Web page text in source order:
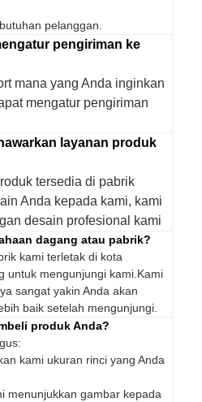
pelanggan.
pengiriman ke
mana yang Anda inginkan
mengatur pengiriman
layanan produk
tersedia di pabrik
Anda kepada kami, kami
desain profesional kami
dagang atau pabrik?
kami terletak di kota
untuk mengunjungi kami.Kami
sangat yakin Anda akan
baik setelah mengunjungi.
produk Anda?
kami ukuran rinci yang Anda
menunjukkan gambar kepada